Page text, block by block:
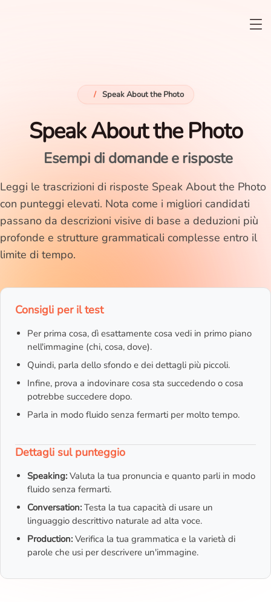
/ Speak About the Photo
Speak About the Photo
Esempi di domande e risposte
Leggi le trascrizioni di risposte Speak About the Photo
con punteggi elevati. Nota come i migliori candidati
passano da descrizioni visive di base a deduzioni più
profonde e strutture grammaticali complesse entro il
limite di tempo.
Consigli per il test
Per prima cosa, dì esattamente cosa vedi in primo piano
nell'immagine (chi, cosa, dove).
Quindi, parla dello sfondo e dei dettagli più piccoli.
Infine, prova a indovinare cosa sta succedendo o cosa
potrebbe succedere dopo.
Parla in modo fluido senza fermarti per molto tempo.
Dettagli sul punteggio
Speaking: Valuta la tua pronuncia e quanto parli in modo
fluido senza fermarti.
Conversation: Testa la tua capacità di usare un
linguaggio descrittivo naturale ad alta voce.
Production: Verifica la tua grammatica e la varietà di
parole che usi per descrivere un'immagine.